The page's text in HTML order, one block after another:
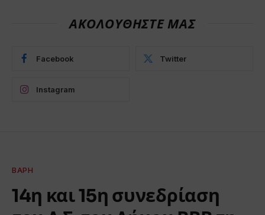
ΑΚΟΛΟΥΘΗΣΤΕ ΜΑΣ
Facebook Twitter
Instagram
ΒΆΡΗ
14η και 15η συνεδρίαση